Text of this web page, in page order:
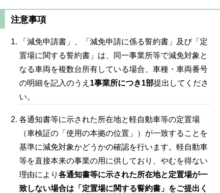
注意事項
「減免申請書」、「減免申請に係る誓約書」及び「定
置場に関する誓約書」は、同一事業所等で減免対象と
なる車両を複数台所有している場合、車種・車両番号
の明細を記入のうえ 1事業所につき1部提出してくださ
い。
各通知書等に示された所在地と軽自動車等の定置場
（車検証の「使用の本拠の位置」）が一致することを
基準に減免対象かどうかの確認を行います。軽自動車
等を直接本来の事業の用に供しており、やむを得ない
理由により各通知書等に示された所在地と定置場が一
致しない場合は「定置場に関する誓約書」をご提出く